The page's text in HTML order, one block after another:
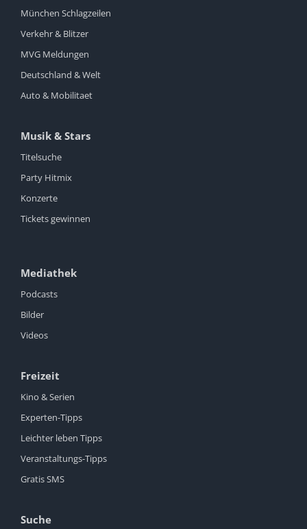
München Schlagzeilen
Verkehr & Blitzer
MVG Meldungen
Deutschland & Welt
Auto & Mobilitaet
Musik & Stars
Titelsuche
Party Hitmix
Konzerte
Tickets gewinnen
Mediathek
Podcasts
Bilder
Videos
Freizeit
Kino & Serien
Experten-Tipps
Leichter leben Tipps
Veranstaltungs-Tipps
Gratis SMS
Suche